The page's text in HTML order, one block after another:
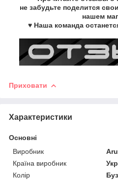
не забудьте поделится
нашем
♥ Наша команда
Приховати
Характеристики
Основні
Виробник
Країна виробник
Колір